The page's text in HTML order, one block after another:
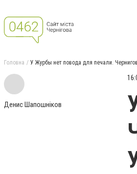
Головна У Журбы нет повода для печали.
Денис Шапошніков